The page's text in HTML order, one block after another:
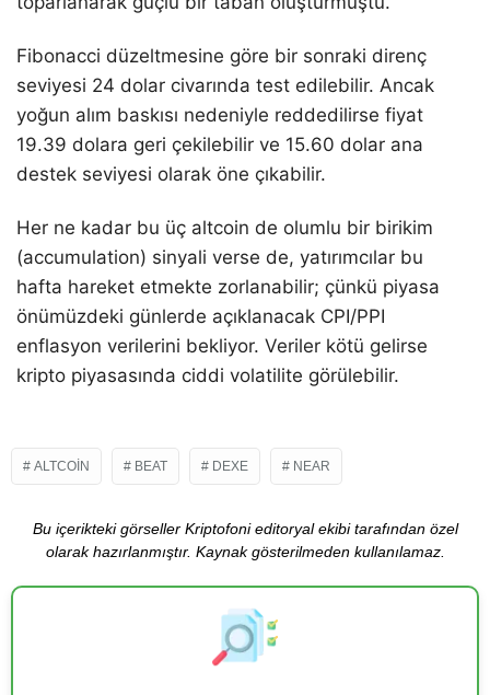
Fibonacci düzeltmesine göre bir sonraki direnç
seviyesi 24 dolar civarında test edilebilir. Ancak
yoğun alım baskısı nedeniyle reddedilirse fiyat
19.39 dolara geri çekilebilir ve 15.60 dolar ana
destek seviyesi olarak öne çıkabilir.
Her ne kadar bu üç altcoin de olumlu bir birikim
(accumulation) sinyali verse de, yatırımcılar bu
hafta hareket etmekte zorlanabilir; çünkü piyasa
önümüzdeki günlerde açıklanacak CPI/PPI
enflasyon verilerini bekliyor. Veriler kötü gelirse
kripto piyasasında ciddi volatilite görülebilir.
ALTCOIN BEAT DEXE NEAR
Bu içerikteki görseller Kriptofoni editoryal ekibi tarafından özel
olarak hazırlanmıştır. Kaynak gösterilmeden kullanılamaz.